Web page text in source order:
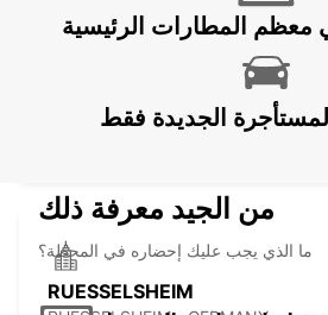
LANGEN
RUESSELSHEIM
الجديدة فقط
من الجيد معرفة ذلك
ما الذي يجب عليك إحضاره في المحطة؟